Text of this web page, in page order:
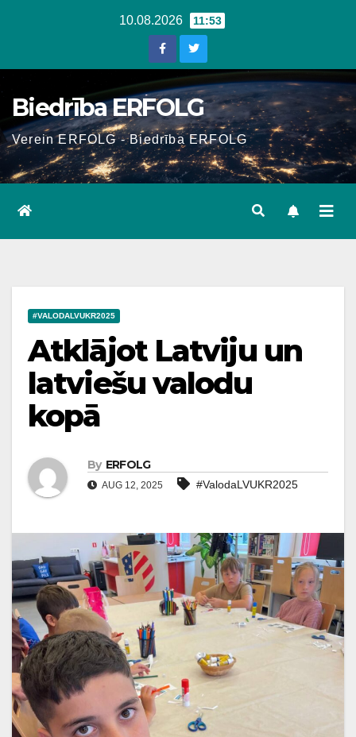
10.08.2026 11:53
Biedrība ERFOLG
Verein ERFOLG - Biedrība ERFOLG
#VALODALVUKR2025
Atklājot Latviju un
latviešu valodu
kopā
By ERFOLG
AUG 12, 2025 #ValodaLVUKR2025